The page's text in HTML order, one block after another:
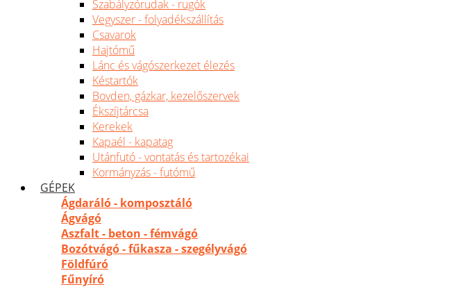
Szabályzórudak - rugók
Vegyszer - folyadékszállítás
Csavarok
Hajtómű
Lánc és vágószerkezet élezés
Késtartók
Bovden, gázkar, kezelőszervek
Ékszíjtárcsa
Kerekek
Kapaél - kapatag
Utánfutó - vontatás és tartozékai
Kormányzás - futómű
GÉPEK
Ágdaráló - komposztáló
Ágvágó
Aszfalt - beton - fémvágó
Bozótvágó - fűkasza - szegélyvágó
Földfúró
Fűnyíró